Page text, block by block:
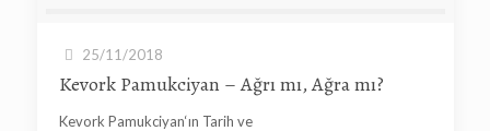
25/11/2018
Kevork Pamukciyan – Ağrı mı, Ağra mı?
Kevork Pamukciyan‘ın Tarih ve